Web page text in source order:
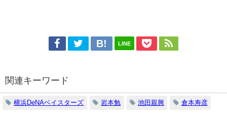
LINE
関連キーワード
横浜DeNAベイスターズ 岩本勉 池田親興 倉本寿彦